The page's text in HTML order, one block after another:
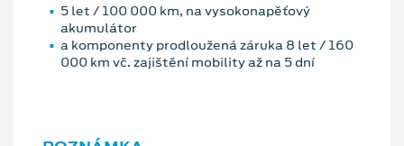
5 let / 100 000 km, na vysokonapěťový
akumulátor
a komponenty prodloužená záruka 8 let / 160
000 km vč. zajištění mobility až na 5 dní